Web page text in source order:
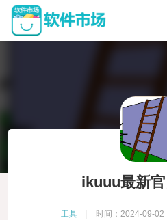
ikuuu最新
工具 时间：2024-09-02